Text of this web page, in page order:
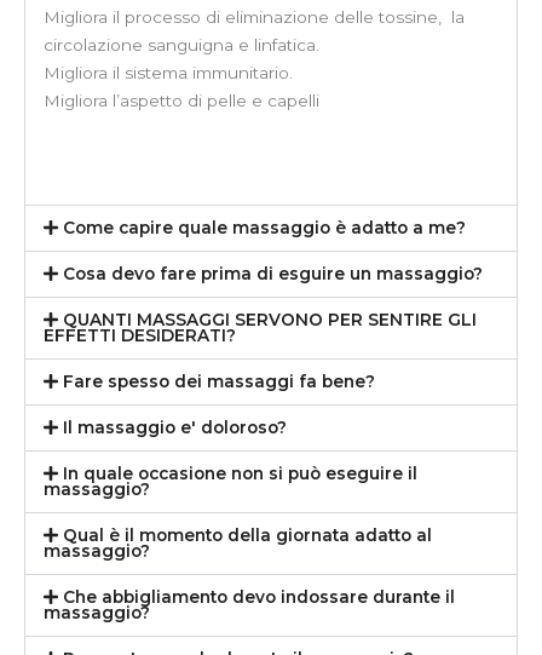
Migliora il processo di eliminazione delle tossine, la
circolazione sanguigna e linfatica.
Migliora il sistema immunitario.
Migliora l’aspetto di pelle e capelli
Come capire quale massaggio è adatto a me?
Cosa devo fare prima di esguire un massaggio?
QUANTI MASSAGGI SERVONO PER SENTIRE GLI
EFFETTI DESIDERATI?
Fare spesso dei massaggi fa bene?
Il massaggio e' doloroso?
In quale occasione non si può eseguire il
massaggio?
Qual è il momento della giornata adatto al
massaggio?
Che abbigliamento devo indossare durante il
massaggio?